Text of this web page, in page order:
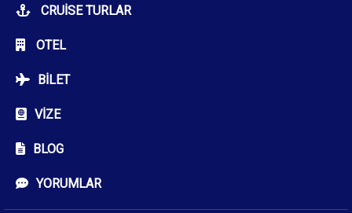
CRUISE TURLAR
OTEL
BILET
VIZE
BLOG
YORUMLAR